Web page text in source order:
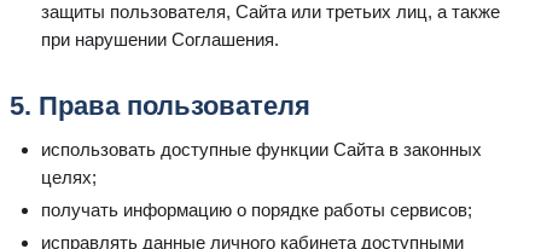
защиты пользователя, Сайта или третьих лиц, а также
при нарушении Соглашения.
5. Права пользователя
использовать доступные функции Сайта в законных
целях;
получать информацию о порядке работы сервисов;
исправлять данные личного кабинета доступными